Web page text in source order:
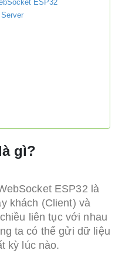
ESP32
gì?
ESP32 là
khách (Client) và
liên tục với nhau
ta có thể gửi dữ liệu
kỳ lúc nào.